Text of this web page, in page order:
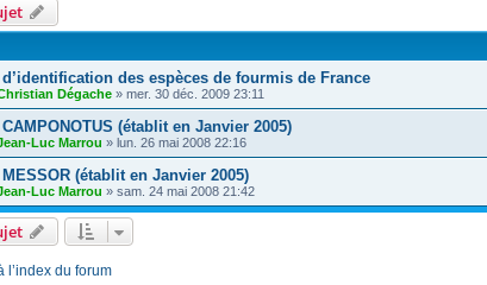
des espèces de fourmis de France
Dégache » mer. 30 déc. 2009 23:11
(établit en Janvier 2005)
Luc Marrou » lun. 26 mai 2008 22:16
(établit en Janvier 2005)
Luc Marrou » sam. 24 mai 2008 21:42
l’index du forum